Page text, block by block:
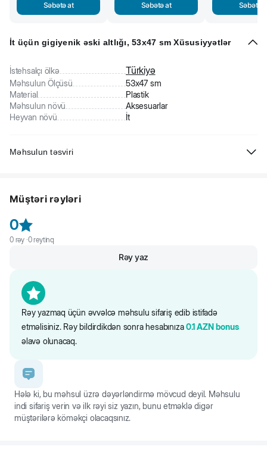
Səbətə at Səbətə at Səbətə
İt üçün gigiyenik əski altlığı, 53x47 sm Xüsusiyyətlər
İstehsalçı ölkə Türkiyə
Məhsulun Ölçüsü
53x47 sm
Material
Plastik
Məhsulun növü
Aksesuarlar
Heyvan növü
İt
Məhsulun təsviri
rahat fiksator sayəsində dayanır. Xəstəlik və reabilitasiya səbəbindən
Müştəri rəyləri
0
0rəy ·0reytinq
Rəy yazmaq üçün əvvəlcə məhsulu sifariş edib istifadə
etməlisiniz. Rəy bildirdikdən sonra hesabınıza0.1 AZN bonus
əlavə olunacaq.
Rəy yaz
Hələ ki, bu məhsul üzrə dəyərləndirmə mövcud deyil. Məhsulu
indi sifariş verin və ilk rəyi siz yazın, bunu etməklə digər
müştərilərə köməkçi olacaqsınız.